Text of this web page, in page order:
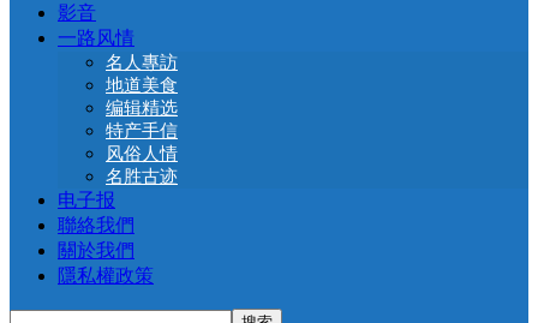
影音
一路风情
名人專訪
地道美食
编辑精选
特产手信
风俗人情
名胜古迹
电子报
聯絡我們
關於我們
隱私權政策